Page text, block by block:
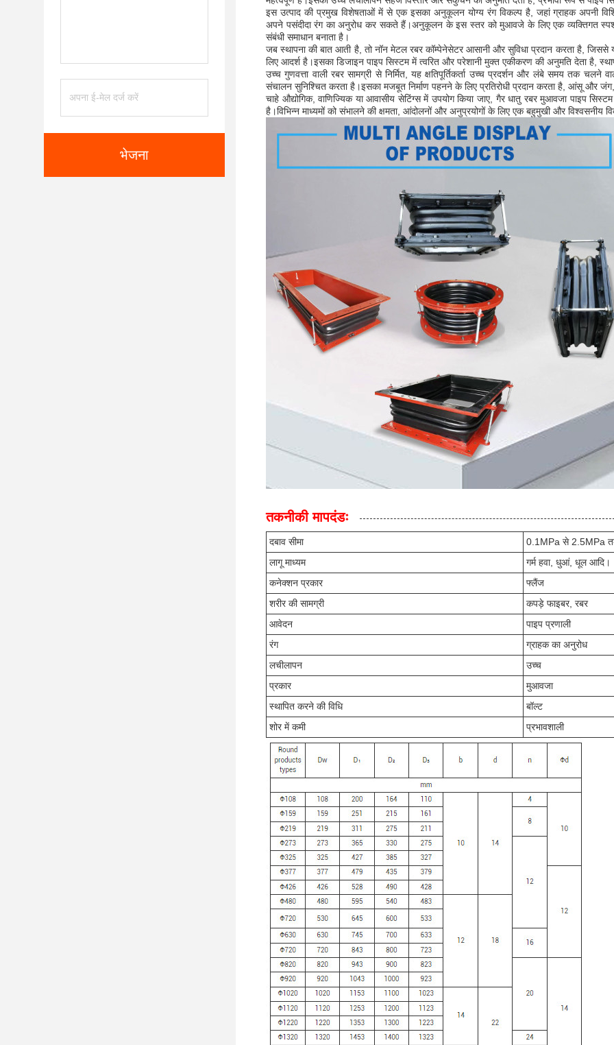
भेजना
इस उत्पाद की प्रमुख विशेषताओं में से एक इसका अनुकूलन योग्य रंग विकल्प है, जहां ग्राहक अपनी
अपने पसंदीदा रंग का अनुरोध कर सकते हैं।अनुकूलन के इस स्तर को मुआवजे के लिए एक व्यक्तिगत स्पर्श
संबंधी समाधान बनाता है।
जब स्थापना की बात आती है, तो नॉन मेटल रबर कॉम्पेनेसेटर आसानी और सुविधा प्रदान करता है,
लिए आदर्श है।इसका डिजाइन पाइप सिस्टम में त्वरित और परेशानी मुक्त एकीकरण की अनुमति देता है,
उच्च गुणवत्ता वाली रबर सामग्री से निर्मित, यह क्षतिपूर्तिकर्ता उच्च प्रदर्शन और लंबे समय तक चलने
संचालन सुनिश्चित करता है।इसका मजबूत निर्माण पहनने के लिए प्रतिरोधी प्रदान करता है, आंसू और
चाहे औद्योगिक, वाणिज्यिक या आवासीय सेटिंग्स में उपयोग किया जाए, गैर धातु रबर मुआवजा पाइप
है।विभिन्न माध्यमों को संभालने की क्षमता, आंदोलनों और अनुप्रयोगों के लिए एक बहुमुखी और विश्वसनीय
तकनीकी मापदंडः
दबाव सीमा
0.1MPa से 2.5MPa
लागू माध्यम
गर्म हवा, धुआं, धूल आदि।
कनेक्शन प्रकार
फ्लैंज
शरीर की सामग्री
कपड़े फाइबर, रबर
आवेदन
पाइप प्रणाली
रंग
ग्राहक का अनुरोध
लचीलापन
उच्च
प्रकार
मुआवजा
स्थापित करने की विधि
बॉल्ट
शोर में कमी
प्रभावशाली